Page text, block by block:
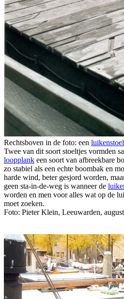
Rechtsboven in de foto: een
Twee van dit soort stoeltjes vormden
loopplank een soort van afbreekbare
zo stabiel als een echte boombak en
harde wind, beter gesjord worden,
geen sta-in-de-weg is wanneer de
worden en men voor alles wat op de
moet zoeken.
Foto: Pieter Klein, Leeuwarden,